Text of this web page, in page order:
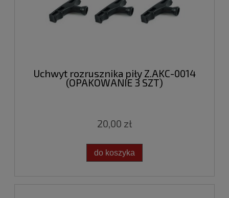
Uchwyt rozrusznika piły Z.AKC-0014
(OPAKOWANIE 3 SZT)
20,00 zł
do koszyka